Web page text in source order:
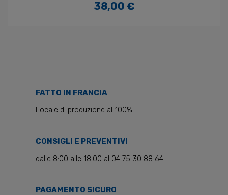
Prezzo
38,00 €
FATTO IN FRANCIA
Locale di produzione al 100%
CONSIGLI E PREVENTIVI
dalle 8:00 alle 18:00 al 04 75 30 88 64
PAGAMENTO SICURO